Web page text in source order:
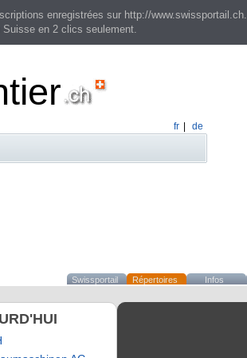
enregistrées sur http://www.swissportail.ch.
en 2 clics seulement.
fr de
Swissportail Répertoires Infos